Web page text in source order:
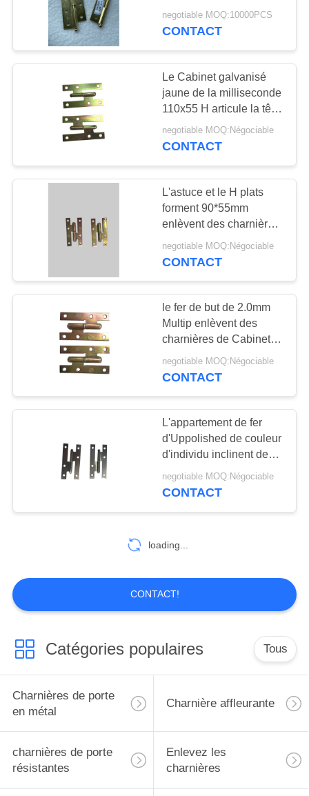
Parenthèse
d'étagère faisante le
coin
38
charnières de porte
roulement à billes
Charnières d'astuce
10
Charnières de
10
verrou de boulon de
porte
10
charnières de Cabinet
de 50x40mm H
negotiable MOQ:10000PCS
CONTACT
Le Cabinet galvanisé
jaune de la milliseconde
110x55 H articule la tête
plate résistante
negotiable MOQ:Négociable
CONTACT
L'astuce et le H plats
forment 90*55mm
enlèvent des charnières
de Cabinet
negotiable MOQ:Négociable
CONTACT
le fer de but de 2.0mm
Multip enlèvent des
charnières de Cabinet
de 90*55mm H
negotiable MOQ:Négociable
CONTACT
L'appartement de fer
d'Uppolished de couleur
d'individu inclinent des
charnières de 140mm H
pour des portes
negotiable MOQ:Négociable
CONTACT
loading...
CONTACT!
Catégories populaires Tous
Charnières de porte
en métal
Charnière affleurante
charnières de porte
résistantes
Enlevez les
charnières